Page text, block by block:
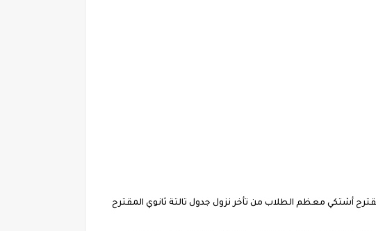
جدول تالتة ثانوي المقترح أشتكي معظم الطلاب من تأخر نزول جدول تالتة ثانوي المقترح